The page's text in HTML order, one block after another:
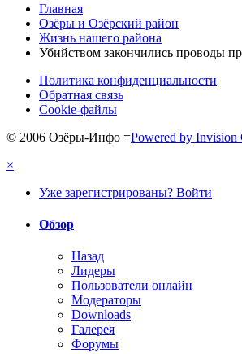
Главная
Озёры и Озёрский район
Жизнь нашего района
Убийством закончились проводы
Политика конфиденциальности
Обратная связь
Cookie-файлы
© 2006 Озёры-Инфо =Powered by Invision
×
Уже зарегистрированы? Войти
Обзор
Назад
Лидеры
Пользователи онлайн
Модераторы
Downloads
Галерея
Форумы